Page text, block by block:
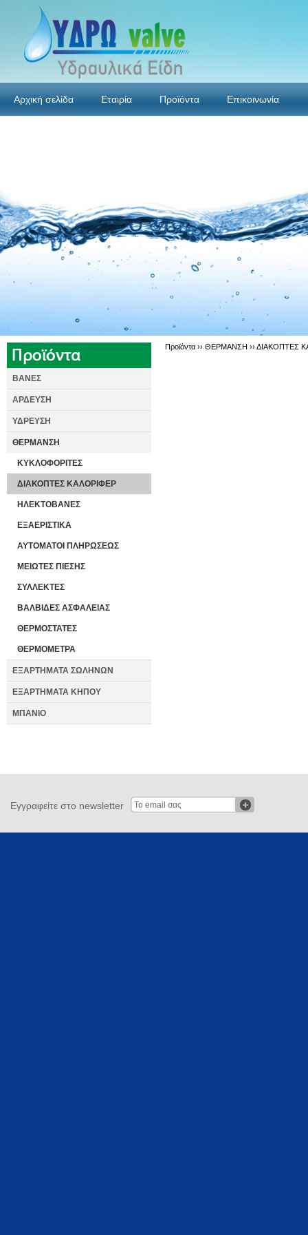
Αρχική σελίδα Εταιρία Προϊόντα Επικοινωνία
ΒΑΝΕΣ
ΑΡΔΕΥΣΗ
ΥΔΡΕΥΣΗ
ΘΕΡΜΑΝΣΗ
ΚΥΚΛΟΦΟΡΙΤΕΣ
ΔΙΑΚΟΠΤΕΣ ΚΑΛΟΡΙΦΕΡ
ΗΛΕΚΤΟΒΑΝΕΣ
ΕΞΑΕΡΙΣΤΙΚΑ
ΑΥΤΟΜΑΤΟΙ ΠΛΗΡΩΣΕΩΣ
ΜΕΙΩΤΕΣ ΠΙΕΣΗΣ
ΣΥΛΛΕΚΤΕΣ
ΒΑΛΒΙΔΕΣ ΑΣΦΑΛΕΙΑΣ
ΘΕΡΜΟΣΤΑΤΕΣ
ΘΕΡΜΟΜΕΤΡΑ
ΕΞΑΡΤΗΜΑΤΑ ΣΩΛΗΝΩΝ
ΕΞΑΡΤΗΜΑΤΑ ΚΗΠΟΥ
ΜΠΑΝΙΟ
Προϊόντα ›› ΘΕΡΜΑΝΣΗ ››ΔΙΑΚΟΠΤΕΣ
Εγγραφείτε στο newsletter